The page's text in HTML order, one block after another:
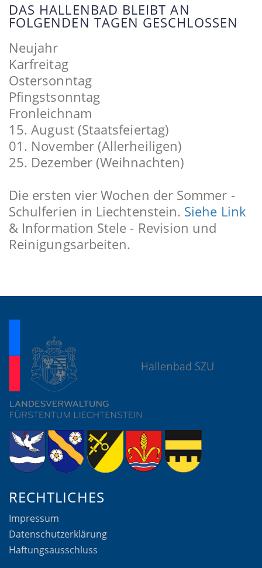
DAS HALLENBAD BLEIBT AN
FOLGENDEN TAGEN GESCHLOSSEN
Neujahr
Karfreitag
Ostersonntag
Pfingstsonntag
Fronleichnam
15. August (Staatsfeiertag)
01. November (Allerheiligen)
25. Dezember (Weihnachten)
Die ersten vier Wochen der Sommer -
Schulferien in Liechtenstein. Siehe Link
& Information Stele - Revision und
Reinigungsarbeiten.
RECHTLICHES
Impressum
Datenschutzerklärung
Haftungsausschluss